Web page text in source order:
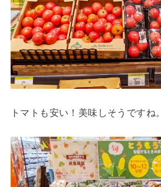
トマトも安い！美味しそうですね。